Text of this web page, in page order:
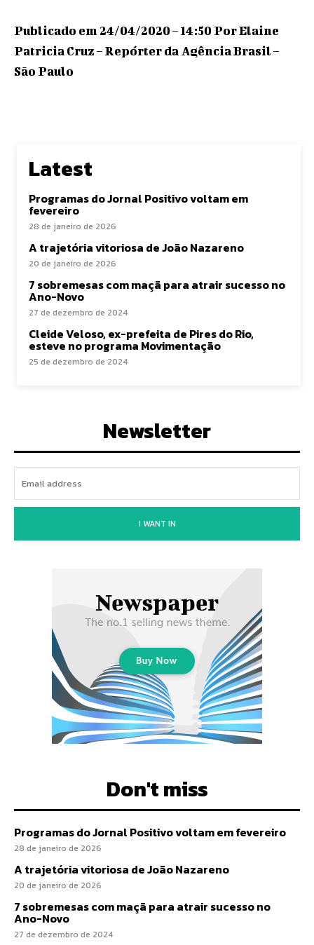
Publicado em 24/04/2020 – 14:50 Por Elaine
Patricia Cruz – Repórter da Agência Brasil –
São Paulo
Latest
Programas do Jornal Positivo voltam em
fevereiro
28 de janeiro de 2026
A trajetória vitoriosa de João Nazareno
20 de janeiro de 2026
7 sobremesas com maçã para atrair sucesso no
Ano-Novo
27 de dezembro de 2024
Cleide Veloso, ex-prefeita de Pires do Rio,
esteve no programa Movimentação
25 de dezembro de 2024
Newsletter
I WANT IN
Don't miss
Programas do Jornal Positivo voltam em fevereiro
28 de janeiro de 2026
A trajetória vitoriosa de João Nazareno
20 de janeiro de 2026
7 sobremesas com maçã para atrair sucesso no
Ano-Novo
27 de dezembro de 2024